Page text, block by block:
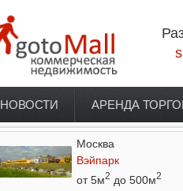
Главное меню
НОВОСТИ АРЕНДА
Москва
Вэйпарк
от 5м2 до 500м2